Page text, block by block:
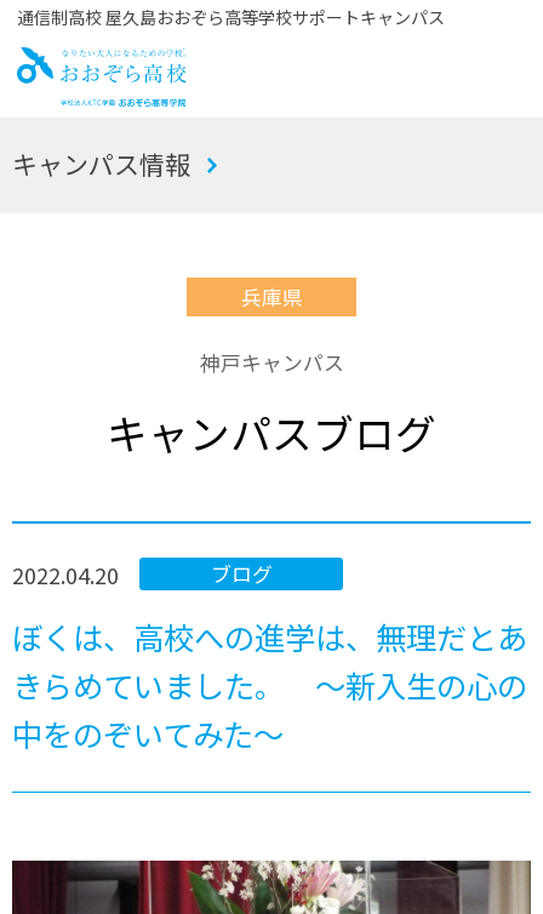
通信制高校 屋久島おおぞら高等学校サポートキャンパス
お
キャンパス情報
兵庫県
神戸キャンパス
キャンパスブログ
ブログ
2022.04.20
ぼくは、高校への進学は、無理だとあ
きらめていました。 ～新入生の心の
中をのぞいてみた～